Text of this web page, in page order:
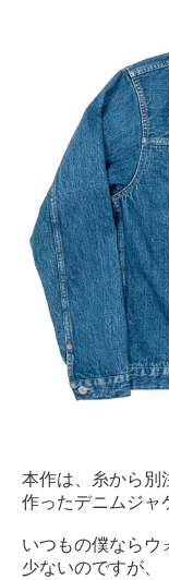
本作は、糸から別
作ったデニムジャ
いつもの僕ならウ
少ないのですが、